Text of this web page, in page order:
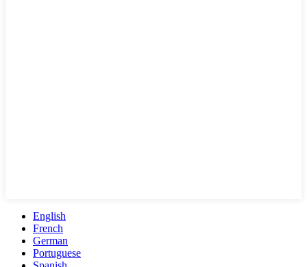
English
French
German
Portuguese